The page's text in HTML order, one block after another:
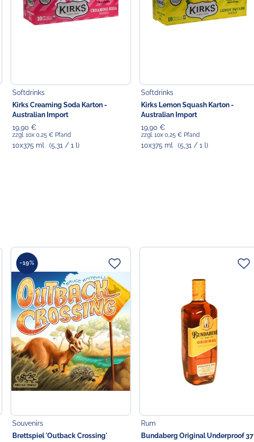
Koldingstr. 1B
22769 Hamburg
Softdrinks
Kirks Creaming Soda Karton -
Australian Import
19,90 €
zzgl. 10x 0,25 € Pfand
10x375 ml (5,31 / 1 l)
Softdrinks
Kirks Lemon Squash Karton -
Australian Import
19,90 €
zzgl. 10x 0,25 € Pfand
10x375 ml (5,31 / 1 l)
-19%
Souvenirs
Brettspiel 'Outback Crossing'
Rum
Bundaberg Original Underproof 37